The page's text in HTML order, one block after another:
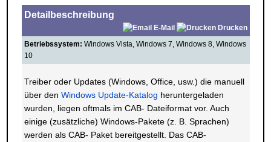
Detailbeschreibung
E-Mail
Drucken
Betriebssystem: Windows Vista, Windows 7, Windows 8, Windows
10
Treiber oder Updates (Windows, Office, usw.) die manuell
über den Windows Update-Katalog heruntergeladen
wurden, liegen oftmals im CAB- Dateiformat vor. Auch
einige (zusätzliche) Windows-Pakete (z. B. Sprachen)
werden als CAB- Paket bereitgestellt. Das CAB-